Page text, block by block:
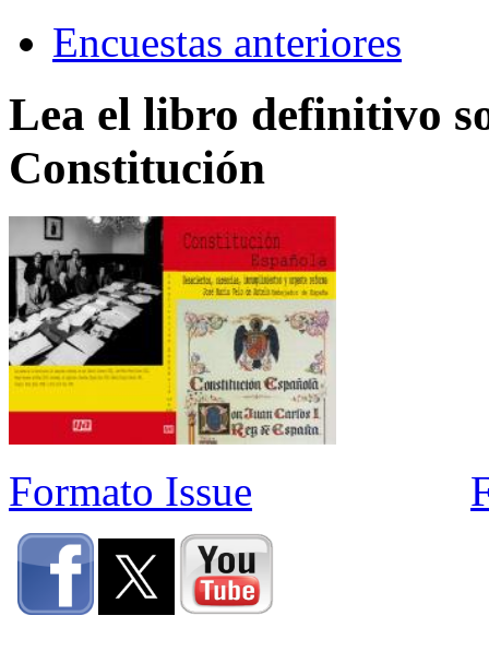
Encuestas anteriores
Lea el libro definitivo
Constitución
Formato Issue